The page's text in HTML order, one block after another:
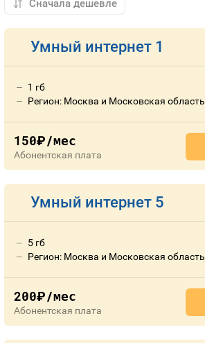
Умный интернет 1
1 гб
Регион: Москва и Московская область
150руб./мес
Абонентская плата
Умный интернет 5
5 гб
Регион: Москва и Московская область
200руб./мес
Абонентская плата